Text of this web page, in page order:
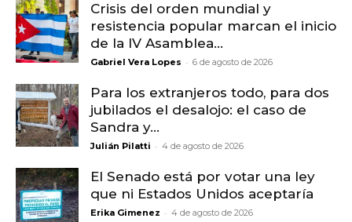
Crisis del orden mundial y
resistencia popular marcan el inicio
de la IV Asamblea...
Gabriel Vera Lopes - 6 de agosto de 2026
Para los extranjeros todo, para dos
jubilados el desalojo: el caso de
Sandra y...
Julián Pilatti - 4 de agosto de 2026
El Senado está por votar una ley
que ni Estados Unidos aceptaría
Erika Gimenez - 4 de agosto de 2026